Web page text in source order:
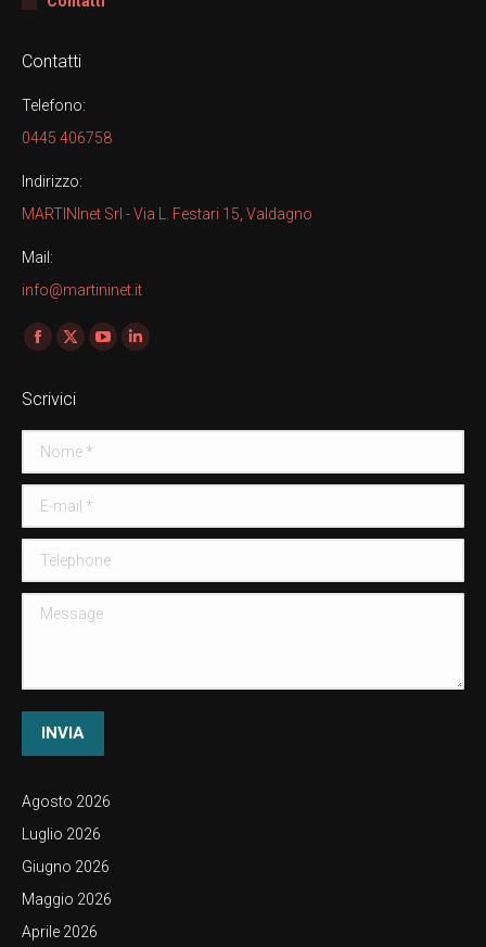
Contatti
Telefono:
0445 406758
Indirizzo:
MARTINInet Srl - Via L. Festari 15, Valdagno
Mail:
info@martininet.it
Find us on:
Facebook
opens
in
new
X
opens
in
new
YouTube
in
Linkedin
in
Scrivici
Nome *
E-mail *
Telephone
Message
INVIA
Agosto 2026
Luglio 2026
Giugno 2026
Maggio 2026
Aprile 2026